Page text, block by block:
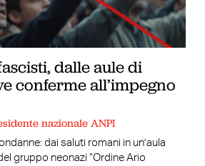
dalle aule di
conferme all’impegno
nazionale ANPI
dai saluti romani in un’aula
gruppo neonazi “Ordine Ario